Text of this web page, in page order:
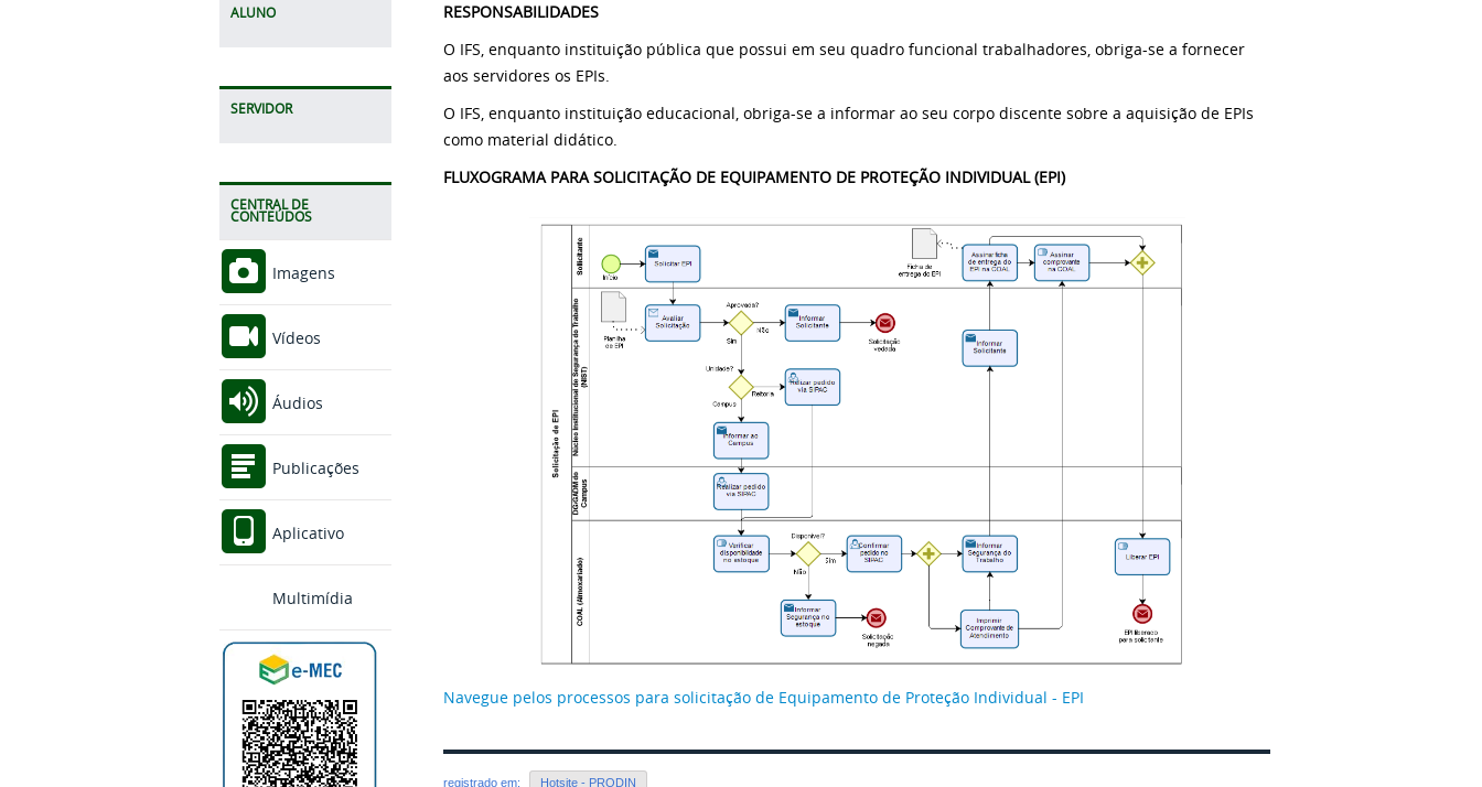
ALUNO
SERVIDOR
CENTRAL DE
CONTEÚDOS
Imagens
Vídeos
Áudios
Publicações
Aplicativo
Multimídia
RESPONSABILIDADES
O IFS, enquanto instituição pública que possui em seu quadro funcional trabalhadores, obriga-se a fornecer
aos servidores os EPIs.
O IFS, enquanto instituição educacional, obriga-se a informar ao seu corpo discente sobre a aquisição de EPIs
como material didático.
FLUXOGRAMA PARA SOLICITAÇÃO DE EQUIPAMENTO DE PROTEÇÃO INDIVIDUAL (EPI)
Navegue pelos processos para solicitação de Equipamento de Proteção Individual - EPI
registrado em: Hotsite - PRODIN